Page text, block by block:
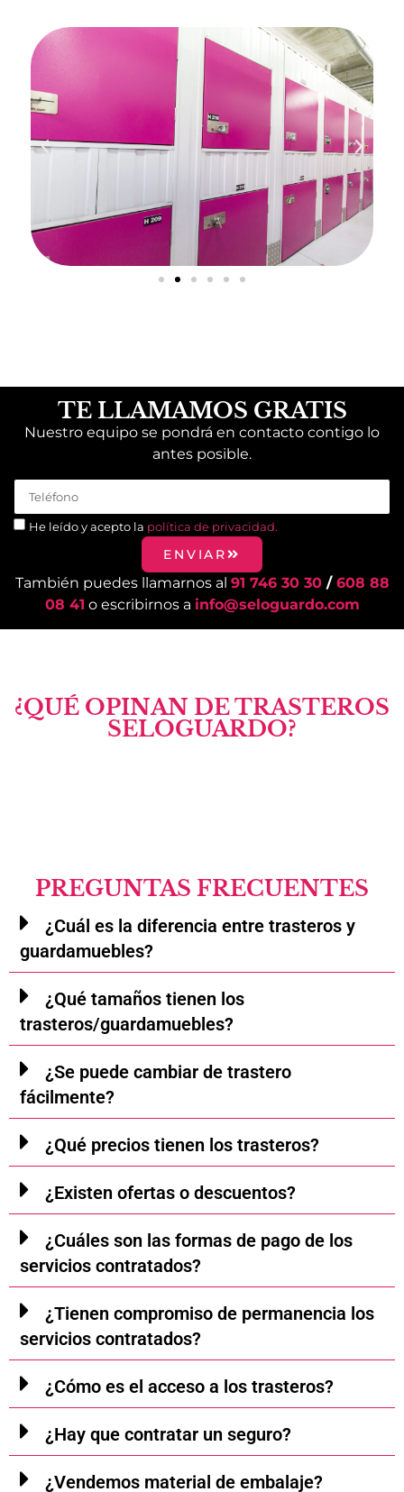
TE LLAMAMOS GRATIS
Nuestro equipo se pondrá en contacto contigo lo
antes posible.
He leído y acepto la política de privacidad.
ENVIAR
También puedes llamarnos al 91 746 30 30/ 608 88
08 41 o escribirnos a info@seloguardo.com
¿QUÉ OPINAN DE TRASTEROS
SELOGUARDO?
PREGUNTAS FRECUENTES
¿Cuál es la diferencia entre trasteros y
guardamuebles?
¿Qué tamaños tienen los
trasteros/guardamuebles?
¿Se puede cambiar de trastero
fácilmente?
¿Qué precios tienen los trasteros?
¿Existen ofertas o descuentos?
¿Cuáles son las formas de pago de los
servicios contratados?
¿Tienen compromiso de permanencia los
servicios contratados?
¿Cómo es el acceso a los trasteros?
¿Hay que contratar un seguro?
¿Vendemos material de embalaje?